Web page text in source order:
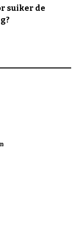
suiker de